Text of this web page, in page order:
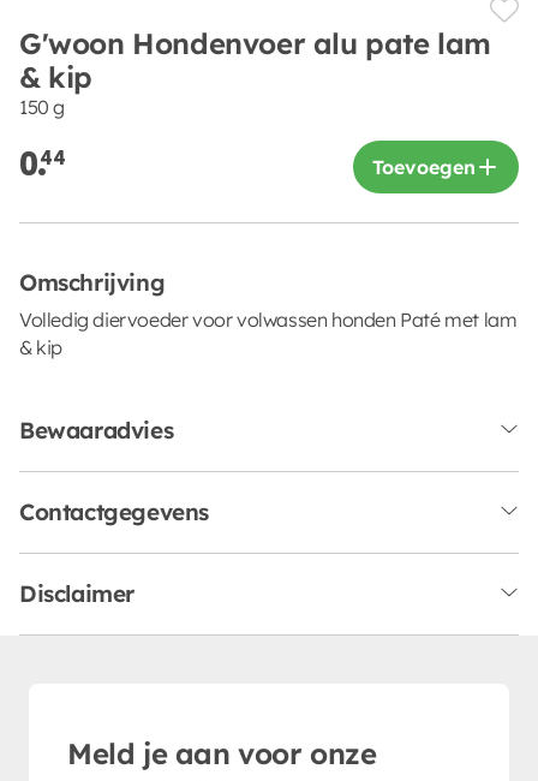
G'woon Hondenvoer alu pate lam
& kip
150 g
0.44 Toevoegen
Omschrijving
Volledig diervoeder voor volwassen honden Paté met lam
& kip
Bewaaradvies
Contactgegevens
Disclaimer
Meld je aan voor onze